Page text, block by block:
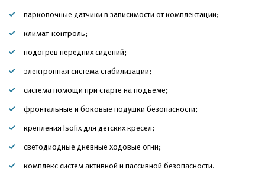
парковочные датчики в зависимости от комплектации;
климат-контроль;
подогрев передних сидений;
электронная система стабилизации;
система помощи при старте на подъеме;
фронтальные и боковые подушки безопасности;
крепления Isofix для детских кресел;
светодиодные дневные ходовые огни;
комплекс систем активной и пассивной безопасности.